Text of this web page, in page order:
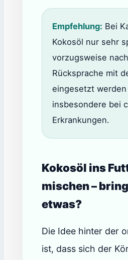
Empfehlung: Bei
Kokosöl nur sehr
vorzugsweise nach
Rücksprache mit
eingesetzt werden
insbesondere bei
Erkrankungen.
Kokosöl ins
mischen –
etwas?
Die Idee hinter der
ist, dass sich der